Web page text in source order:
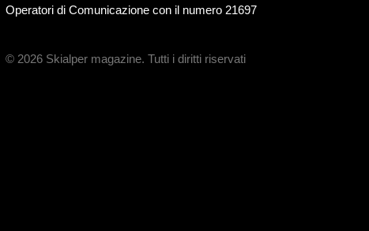
Operatori di Comunicazione con il numero 21697
© 2026 Skialper magazine. Tutti i diritti riservati